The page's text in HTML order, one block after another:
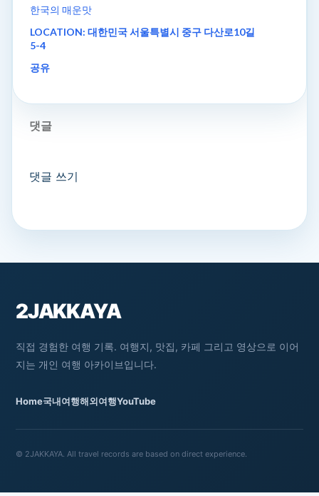
한국의 매운맛
LOCATION: 대한민국 서울특별시 중구 다산로10길
5-4
공유
댓글
댓글 쓰기
2JAKKAYA
직접 경험한 여행 기록. 여행지, 맛집, 카페 그리고 영상으로 이어
지는 개인 여행 아카이브입니다.
Home국내여행해외여행YouTube
© 2JAKKAYA. All travel records are based on direct experience.